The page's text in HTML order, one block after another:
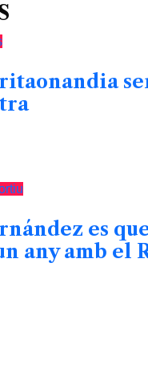
es
any amb el